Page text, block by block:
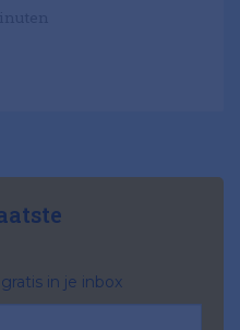
in je inbox